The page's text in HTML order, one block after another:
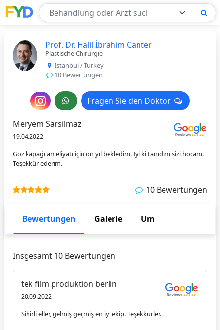
Find Your Doctor
Prof. Dr. Halil İbrahim Canter
Plastische Chirurgie
Istanbul / Turkey
10 Bewertungen
Nachricht
an
Arzt
Fragen Sie den Doktor
Fragen Sie den Doktor
Meryem Sarsilmaz
19.04.2022
Göz kapağı ameliyatı için on yıl bekledim. İyi ki tanıdım sizi hocam.
Teşekkür ederim.
10 Bewertungen
Bewertungen Galerie Um
Insgesamt 10 Bewertungen
tek film produktion berlin
20.09.2022
Sihirli eller, gelmiş geçmiş en iyi ekip. Teşekkürler.